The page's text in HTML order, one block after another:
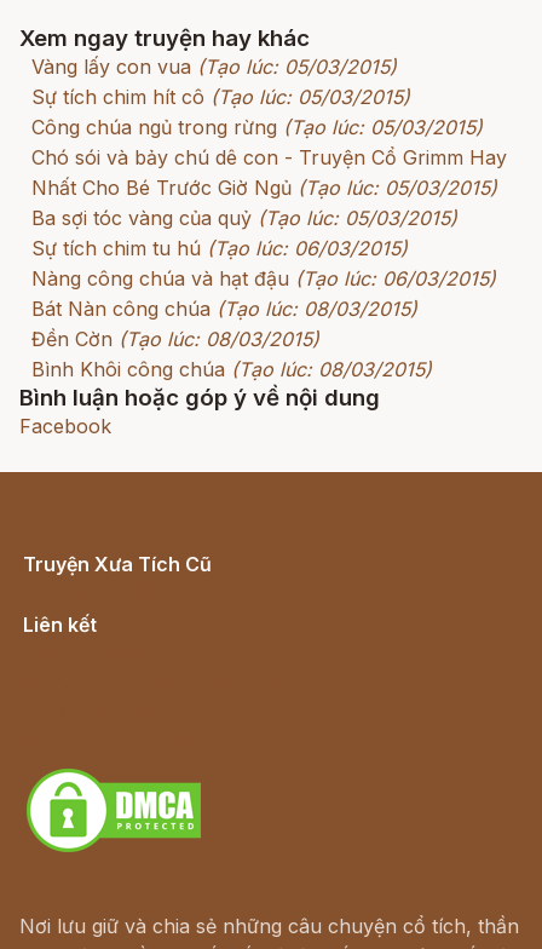
Xem ngay truyện hay khác
Vàng lấy con vua (Tạo lúc: 05/03/2015)
Sự tích chim hít cô (Tạo lúc: 05/03/2015)
Công chúa ngủ trong rừng (Tạo lúc: 05/03/2015)
Chó sói và bảy chú dê con - Truyện Cổ Grimm Hay
Nhất Cho Bé Trước Giờ Ngủ (Tạo lúc: 05/03/2015)
Ba sợi tóc vàng của quỷ (Tạo lúc: 05/03/2015)
Sự tích chim tu hú (Tạo lúc: 06/03/2015)
Nàng công chúa và hạt đậu (Tạo lúc: 06/03/2015)
Bát Nàn công chúa (Tạo lúc: 08/03/2015)
Đền Cờn (Tạo lúc: 08/03/2015)
Bình Khôi công chúa (Tạo lúc: 08/03/2015)
Bình luận hoặc góp ý về nội dung
Facebook
Truyện Xưa Tích Cũ
Liên kết
Nơi lưu giữ và chia sẻ những câu chuyện cổ tích, thần